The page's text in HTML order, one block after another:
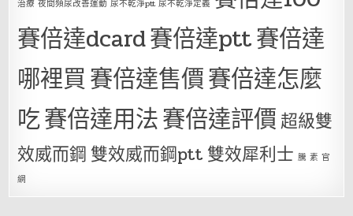
治療 夜間頻尿改善運動 尿不乾淨ptt 尿不乾淨定義
賽倍達dcard賽倍達ptt賽倍達
哪裡買賽倍達售價賽倍達怎麼
吃賽倍達用法賽倍達評價超級雙
效威而鋼 雙效威而鋼ptt 雙效犀利士 騰 素 官
網